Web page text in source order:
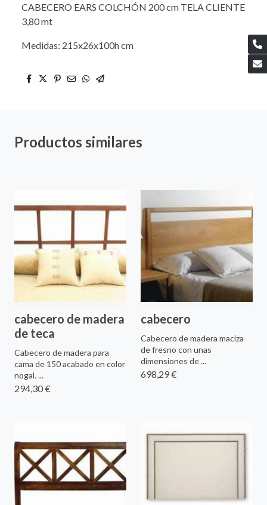
CABECERO EARS COLCHÓN 200 cm TELA CLIENTE
3,80 mt
Medidas: 215x26x100h cm
Productos similares
cabecero de madera
de teca
Cabecero de madera para
cama de 150 acabado en color
nogal. ...
294,30 €
cabecero
Cabecero de madera maciza
de fresno con unas
dimensiones de ...
698,29 €